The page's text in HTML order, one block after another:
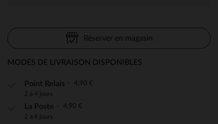
Réserver en magasin
MODES DE LIVRAISON DISPONIBLES
Point Relais 4,90 €
2 à 4 jours
La Poste 4,90 €
2 à 4 jours